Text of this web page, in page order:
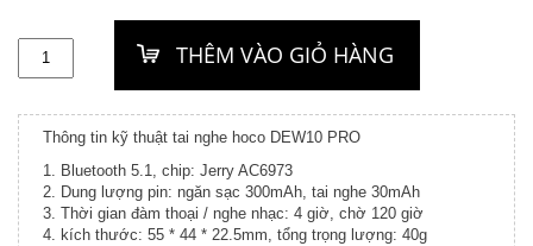
là:
700,000 ₫.
tại
là:
490,000
Thông tin kỹ thuật tai nghe hoco DEW10 PRO
1. Bluetooth 5.1, chip: Jerry AC6973
2. Dung lượng pin: ngăn sạc 300mAh, tai nghe 30mAh
3. Thời gian đàm thoại / nghe nhạc: 4 giờ, chờ 120 giờ
4. kích thước: 55 * 44 * 22.5mm, tổng trọng lượng: 40g